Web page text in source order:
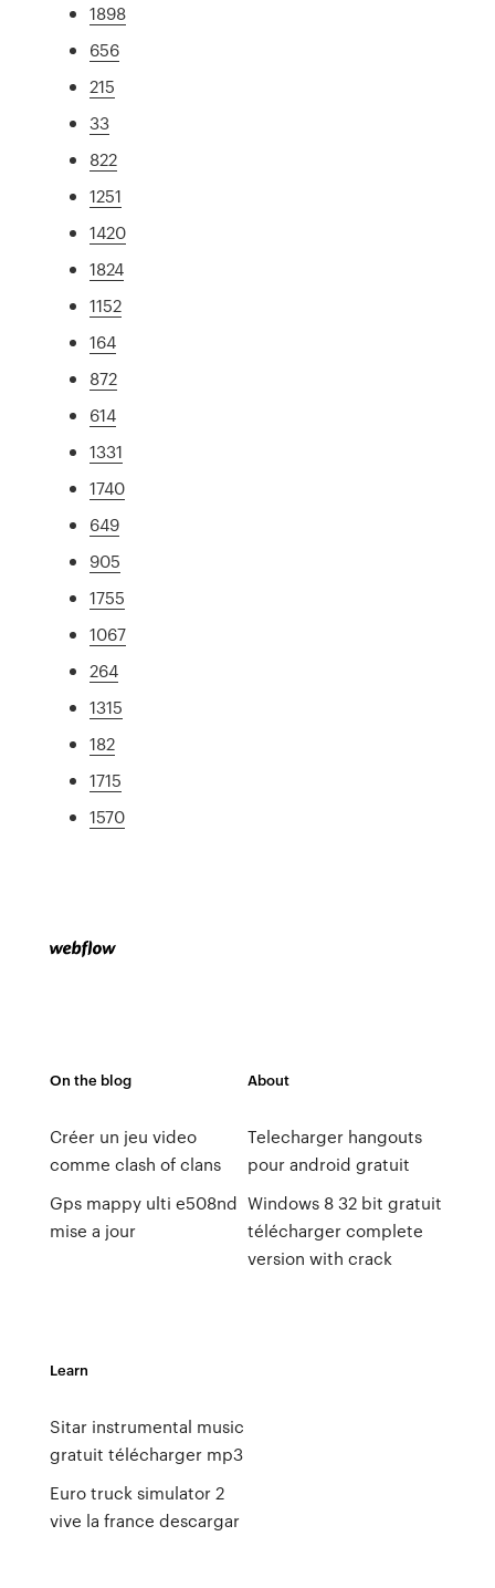
1898
656
215
33
822
1251
1420
1824
1152
164
872
614
1331
1740
649
905
1755
1067
264
1315
182
1715
1570
On the blog
Créer un jeu video
comme clash of clans
Gps mappy ulti e508nd
mise a jour
About
Telecharger hangouts
pour android gratuit
Windows 8 32 bit gratuit
télécharger complete
version with crack
Learn
Sitar instrumental music
gratuit télécharger mp3
Euro truck simulator 2
vive la france descargar